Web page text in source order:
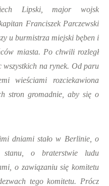
Lipski, major wojsk
Franciszek Parczewski
u burmistrza miejski bęben i
miasta. Po chwili rozległ
wszystkich na rynek. Od paru
wieściami rozciekawiona
stron gromadnie, aby się o
dniami stało w Berlinie, o
stanu, o braterstwie ludu
o zawiązaniu się komitetu
tego komitetu. Prócz